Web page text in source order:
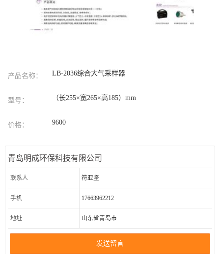
产品名称： LB-2036综合大气采样器
型号： （长255×宽265×高185）mm
价格： 9600
青岛明成环保科技有限公司
联系人 符亚坚
手机 17663962212
地址 山东省青岛市
发送留言